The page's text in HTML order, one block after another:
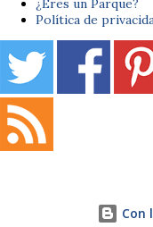
¿Eres un Parque?
Política de
Con